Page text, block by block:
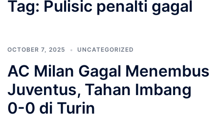
Tag: Pulisic penalti gagal
OCTOBER 7, 2025 UNCATEGORIZED
AC Milan Gagal Menembus
Juventus, Tahan Imbang
0-0 di Turin